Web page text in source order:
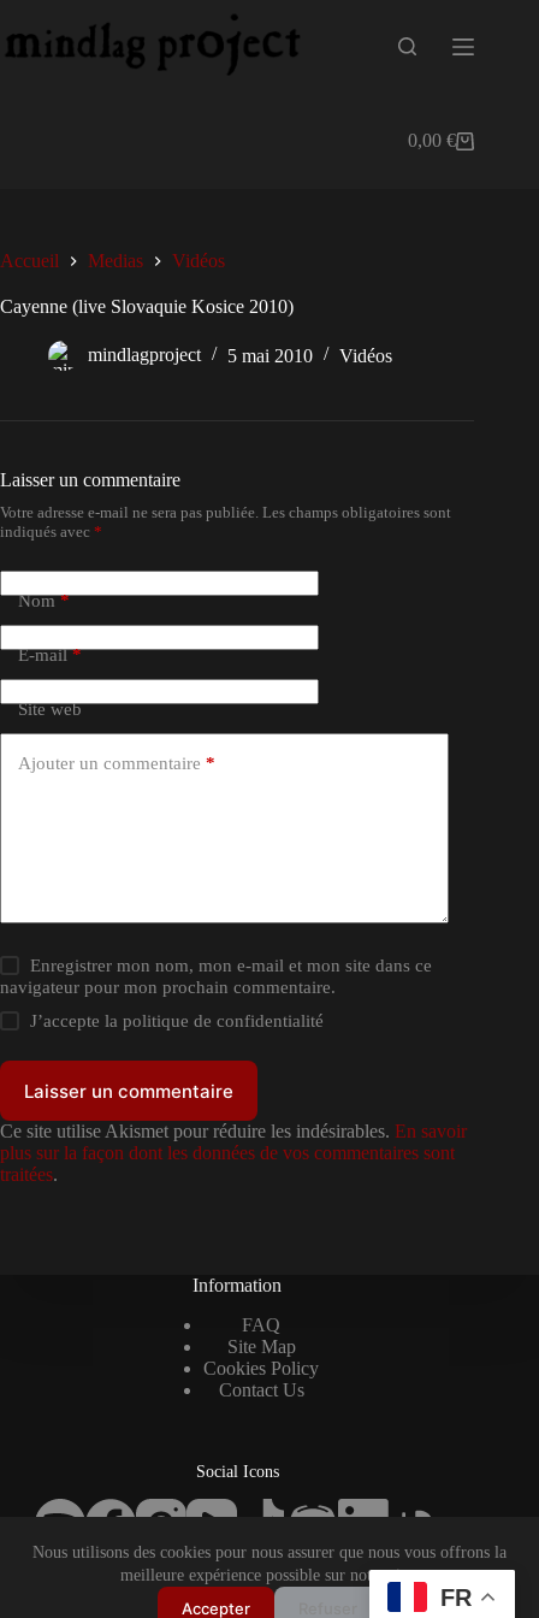
au
contenu
Nous utilisons des cookies pour nous assurer que nous vous offrons la
meilleure expérience possible sur notre site.
Accepter
Panier
0,00€
Accueil Medias Vidéos
Cayenne (live Slovaquie Kosice 2010)
mindlagproject 5 mai 2010 Vidéos
Laisser un commentaire
Votre adresse e-mail ne sera pas publiée. Les champs obligatoires sont
indiqués avec *
Nom*
E-mail*
Site web
Ajouter un commentaire *
Enregistrer mon nom, mon e-mail et mon site dans ce
navigateur pour mon prochain commentaire.
J’accepte lapolitique de confidentialité
Laisser un commentaire
Ce site utilise Akismet pour réduire les indésirables. En savoir
plus sur la façon dont les données de vos commentaires sont
traitées.
Information
FAQ
Site Map
Cookies Policy
Contact Us
Social Icons
Copyright © 2026 - Thème WordPress par Creative Themes.
FR